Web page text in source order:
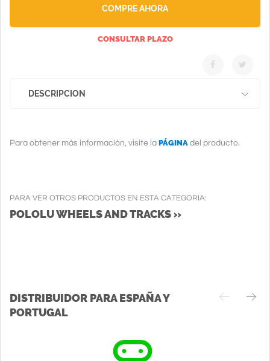
COMPRE AHORA
CONSULTAR PLAZO
DESCRIPCION
Para obtener más información, visite la PÁGINA del producto.
PARA VER OTROS PRODUCTOS EN ESTA CATEGORIA:
POLOLU WHEELS AND TRACKS »
DISTRIBUIDOR PARA ESPAÑA Y
PORTUGAL